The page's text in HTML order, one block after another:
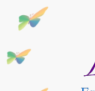
Inhalt